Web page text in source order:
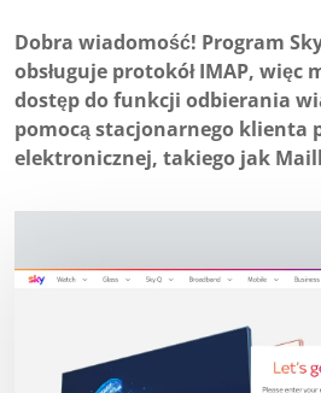
Dobra wiadomość! Program
obsługuje protokół IMAP, więc
dostęp do funkcji odbierania
pomocą stacjonarnego klienta
elektronicznej, takiego jak